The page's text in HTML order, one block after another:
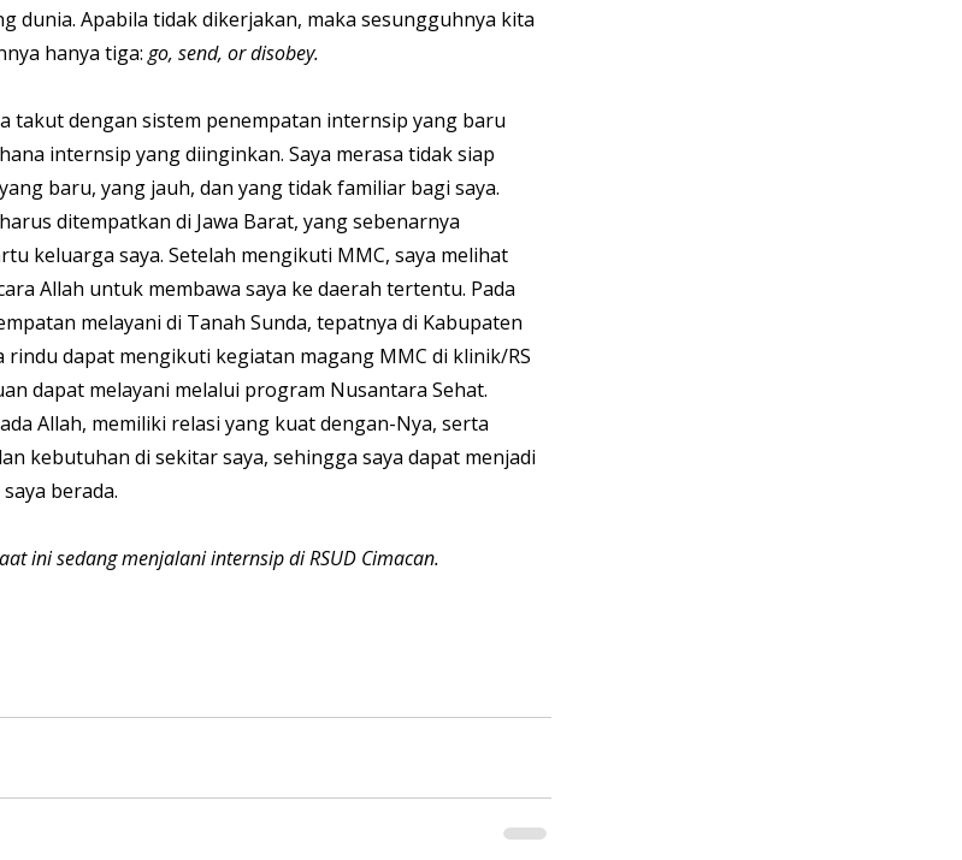
dunia. Apabila tidak dikerjakan, maka sesungguhnya kita
hanya tiga: go, send, or disobey.
takut dengan sistem penempatan internsip yang baru
internsip yang diinginkan. Saya merasa tidak siap
baru, yang jauh, dan yang tidak familiar bagi saya.
ditempatkan di Jawa Barat, yang sebenarnya
keluarga saya. Setelah mengikuti MMC, saya melihat
Allah untuk membawa saya ke daerah tertentu. Pada
melayani di Tanah Sunda, tepatnya di Kabupaten
rindu dapat mengikuti kegiatan magang MMC di klinik/RS
dapat melayani melalui program Nusantara Sehat.
Allah, memiliki relasi yang kuat dengan-Nya, serta
kebutuhan di sekitar saya, sehingga saya dapat menjadi
berada.
ini sedang menjalani internsip di RSUD Cimacan.